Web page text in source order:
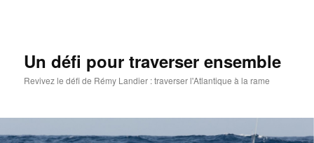
Un défi pour traverser ensemble
Revivez le défi de Rémy Landier : traverser l'Atlantique à la rame